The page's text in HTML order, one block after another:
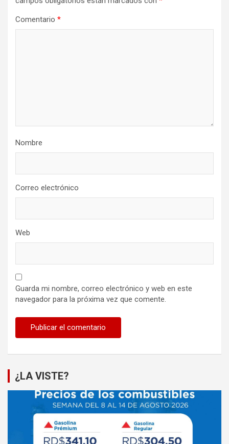
Comentario *
Nombre
Correo electrónico
Web
Guarda mi nombre, correo electrónico y web en este
navegador para la próxima vez que comente.
¿LA VISTE?